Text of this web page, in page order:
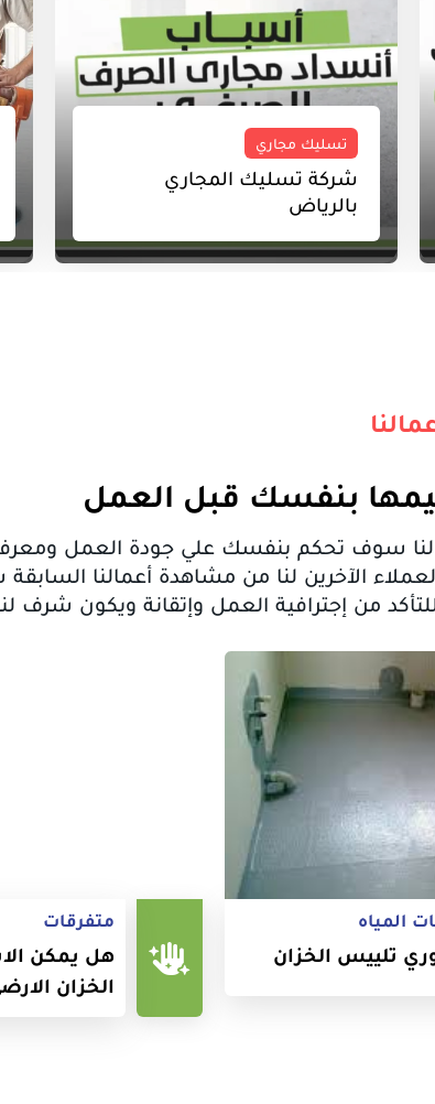
تسليك مجاري
تسليك مجاري بالضغط بجهاز
بنفسك قبل العمل
سوف تحكم بنفسك علي جودة العمل
الآخرين لنا من مشاهدة أعمالنا
من إجترافية العمل وإتقانة ويكون شرف
المياه
تلييس الخزان
متفرقات
هل يمكن
الخزان